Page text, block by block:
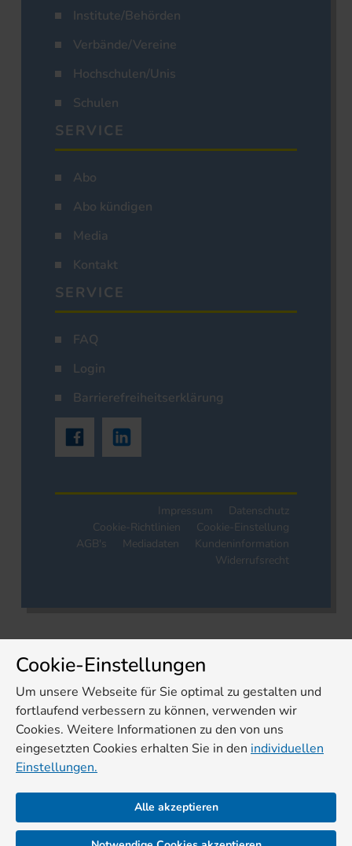
Institute/Behörden
Verbände/Vereine
Hochschulen/Unis
Schulen
SERVICE
Abo
Abo kündigen
Media
Kontakt
SERVICE
FAQ
Login
Barrierefreiheitserklärung
Impressum
Datenschutz
Cookie-Richtlinien
Cookie-Einstellung
AGB's
Mediadaten
Kundeninformation
Widerrufsrecht
Cookie-Einstellungen
Um unsere Webseite für Sie optimal zu gestalten und
fortlaufend verbessern zu können, verwenden wir
Cookies. Weitere Informationen zu den von uns
eingesetzten Cookies erhalten Sie in den individuellen
Einstellungen.
Alle akzeptieren